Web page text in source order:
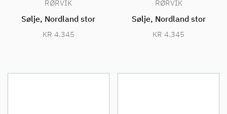
RØRVIK
Sølje, Nordland stor
KR 4.345
RØRVIK
Sølje, Nordland stor
KR 4.345